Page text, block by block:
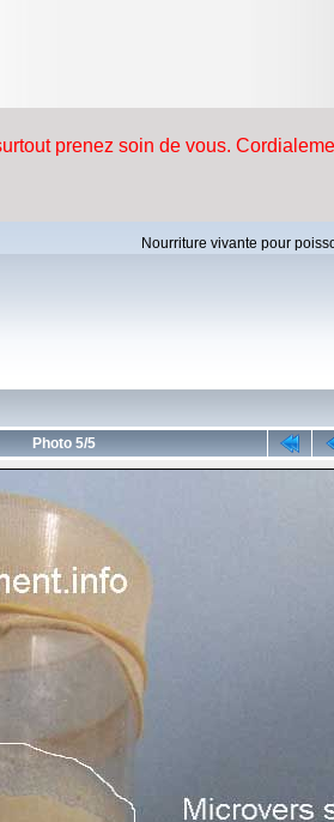
Nourriture vivante pour
Photo 5/5